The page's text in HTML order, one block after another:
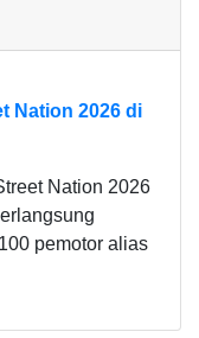
Nation 2026 di
Nation 2026
pemotor alias